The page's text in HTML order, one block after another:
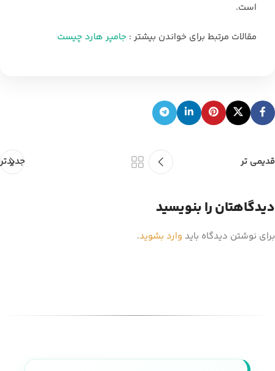
است.‏
مقالات مرتبط برای خواندن بیشتر : جامپر هارد چیست
جدیدتر قدیمی تر
دیدگاهتان را بنویسید
برای نوشتن دیدگاه باید وارد بشوید.